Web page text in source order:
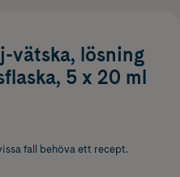
vätska, lösning
5 x 20 ml
fall behöva ett recept.